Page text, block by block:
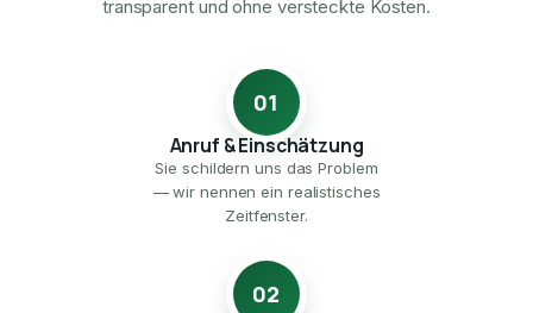
transparent und ohne versteckte Kosten.
01
Anruf & Einschätzung
Sie schildern uns das Problem
— wir nennen ein realistisches
Zeitfenster.
02